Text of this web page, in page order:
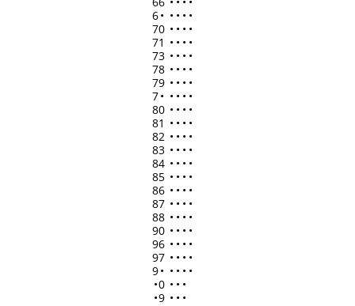
6• • • • •
70 • • • •
71 • • • •
73 • • • •
78 • • • •
79 • • • •
7• • • • •
80 • • • •
81 • • • •
82 • • • •
83 • • • •
84 • • • •
85 • • • •
86 • • • •
87 • • • •
88 • • • •
90 • • • •
96 • • • •
97 • • • •
9• • • • •
•0 • • •
•9 • • •